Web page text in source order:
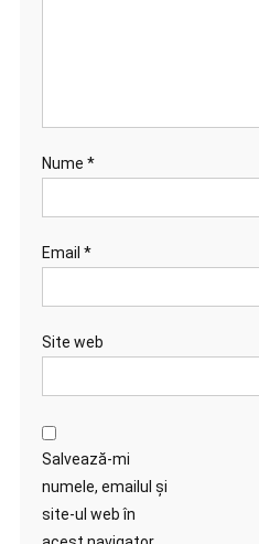
Nume *
Email *
Site web
Salvează-mi
numele, emailul și
site-ul web în